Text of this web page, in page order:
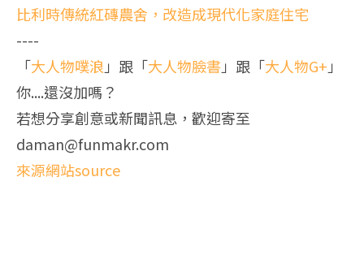
比利時傳統紅磚農舍，改造成現代化家庭住宅
----
「大人物噗浪」跟「大人物臉書」跟「大人物G+」
你....還沒加嗎？
若想分享創意或新聞訊息，歡迎寄至
daman@funmakr.com
來源網站source